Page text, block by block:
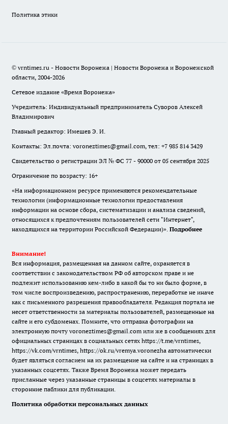
Политика этики
© vrntimes.ru - Новости Воронежа | Новости Воронежа и Воронежской
области, 2004-2026
Сетевое издание «Время Воронежа»
Учредитель: Индивидуальный предприниматель Суворов Алексей
Владимирович
Главный редактор: Имешев Э. И.
Контакты: Эл.почта: voroneztimes@gmail.com, тел: +7 985 814 3429
Свидетельство о регистрации ЭЛ № ФС 77 - 90000 от 05 сентября 2025
Ограничение по возрасту: 16+
«На информационном ресурсе применяются рекомендательные
технологии (информационные технологии предоставления
информации на основе сбора, систематизации и анализа сведений,
относящихся к предпочтениям пользователей сети "Интернет",
находящихся на территории Российской Федерации)». Подробнее
Внимание!
Вся информация, размещенная на данном сайте, охраняется в
соответствии с законодательством РФ об авторском праве и не
подлежит использованию кем-либо в какой бы то ни было форме, в
том числе воспроизведению, распространению, переработке не иначе
как с письменного разрешения правообладателя. Редакция портала не
несет ответственности за материалы пользователей, размещенные на
сайте и его субдоменах. Помните, что отправка фотографии на
электронную почту voroneztimes@gmail.com или же в сообщениях для
официальных страницах в социальных сетях https://t.me/vrntimes,
https://vk.com/vrntimes, https://ok.ru/vremya.voronezha автоматически
будет являться согласием на их размещение на сайте и на страницах в
указанных соцсетях. Также Время Воронежа может передать
присланные через указанные страницы в соцсетях материалы в
сторонние паблики для публикации.
Политика обработки персональных данных